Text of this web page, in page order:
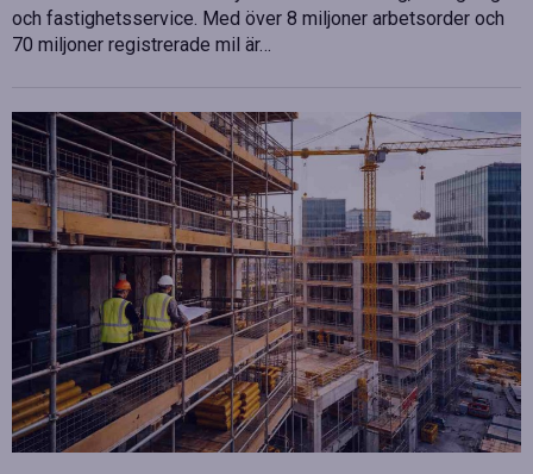
och fastighetsservice. Med över 8 miljoner arbetsorder och
70 miljoner registrerade mil är…